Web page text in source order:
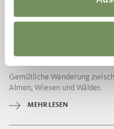
Gemütliche Wanderung
Almen, Wiesen und Wälder.
MEHR LESEN